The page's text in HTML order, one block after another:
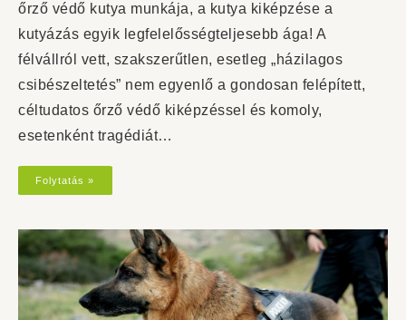
őrző védő kutya munkája, a kutya kiképzése a
kutyázás egyik legfelelősségteljesebb ága! A
félvállról vett, szakszerűtlen, esetleg „házilagos
csibészeltetés” nem egyenlő a gondosan felépített,
céltudatos őrző védő kiképzéssel és komoly,
esetenként tragédiát…
Folytatás »